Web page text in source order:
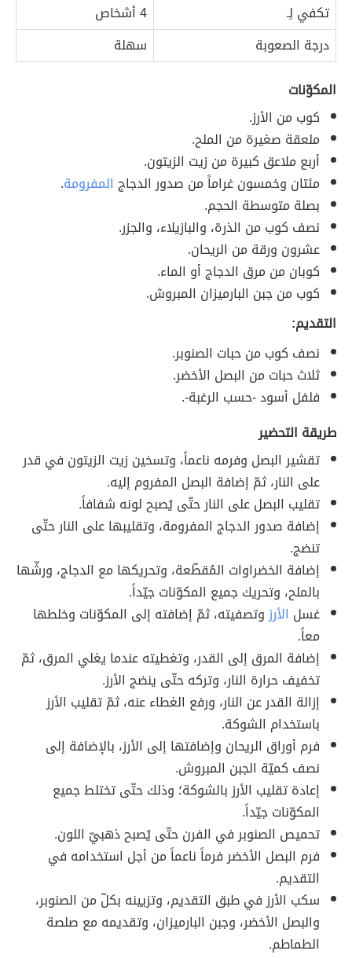
تكفي لِـ
4 أشخاص
درجة الصعوبة
سهلة
المكوّنات
كوب من الأرز.
ملعقة صغيرة من الملح.
أربع ملاعق كبيرة من زيت الزيتون.
مئتان وخمسون غراماً من صدور الدجاج المفرومة.
بصلة متوسطة الحجم.
نصف كوب من الذرة، والبازيلاء، والجزر.
عشرون ورقة من الريحان.
كوبان من مرق الدجاج أو الماء.
كوب من جبن البارميزان المبروش.
التقديم:
نصف كوب من حبات الصنوبر.
ثلاث حبات من البصل الأخضر.
فلفل أسود -حسب الرغبة-.
طريقة التحضير
تقشير البصل وفرمه ناعماً، وتسخين زيت الزيتون في قدر
على النار، ثمّ إضافة البصل المفروم إليه.
تقليب البصل على النار حتّى يُصبح لونه شفافاً.
إضافة صدور الدجاج المفرومة، وتقليبها على النار حتّى
تنضج.
إضافة الخضراوات المُقطّعة، وتحريكها مع الدجاج، ورشّها
بالملح، وتحريك جميع المكوّنات جيّداً.
غسل الأرزوتصفيته، ثمّ إضافته إلى المكوّنات وخلطها
معاً.
إضافة المرق إلى القدر، وتغطيته عندما يغلي المرق، ثمّ
تخفيف حرارة النار، وتركه حتّى ينضج الأرز.
إزالة القدر عن النار، ورفع الغطاء عنه، ثمّ تقليب الأرز
باستخدام الشوكة.
فرم أوراق الريحان وإضافتها إلى الأرز، بالإضافة إلى
نصف كميّة الجبن المبروش.
إعادة تقليب الأرز بالشوكة؛ وذلك حتّى تختلط جميع
المكوّنات جيّداً.
تحميص الصنوبر في الفرن حتّى يُصبح ذهبيّ اللون.
فرم البصل الأخضر فرماً ناعماً من أجل استخدامه في
التقديم.
سكب الأرز في طبق التقديم، وتزيينه بكلّ من الصنوبر،
والبصل الأخضر، وجبن البارميزان، وتقديمه مع صلصة
الطماطم.